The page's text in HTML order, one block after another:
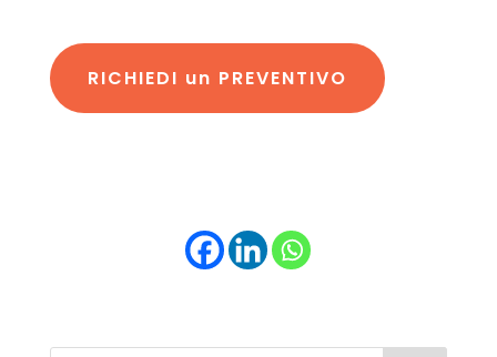
RICHIEDI un PREVENTIVO